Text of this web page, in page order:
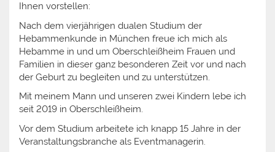
Ihnen vorstellen:
Nach dem vierjährigen dualen Studium der
Hebammenkunde in München freue ich mich als
Hebamme in und um Oberschleißheim Frauen und
Familien in dieser ganz besonderen Zeit vor und nach
der Geburt zu begleiten und zu unterstützen.
Mit meinem Mann und unseren zwei Kindern lebe ich
seit 2019 in Oberschleißheim.
Vor dem Studium arbeitete ich knapp 15 Jahre in der
Veranstaltungsbranche als Eventmanagerin.